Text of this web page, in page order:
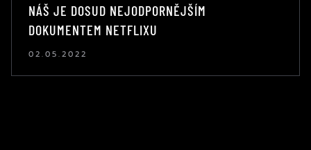
NÁŠ JE DOSUD NEJODPORNĚJŠÍM
DOKUMENTEM NETFLIXU
02.05.2022